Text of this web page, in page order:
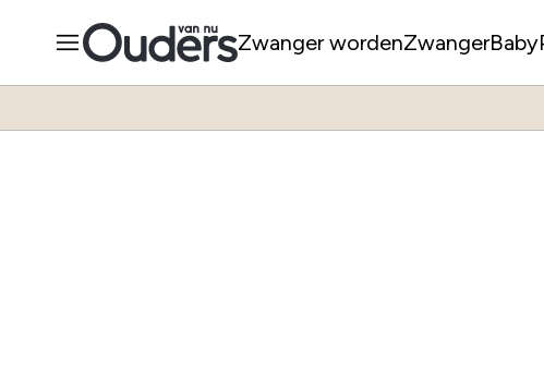
Zwanger wordenZwangerBaby